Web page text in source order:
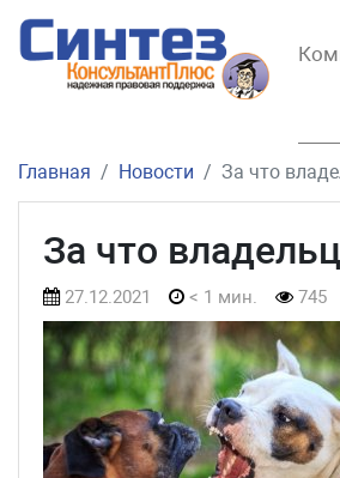
Главная Новости За что
За что
27.12.2021 < 1 мин. 745